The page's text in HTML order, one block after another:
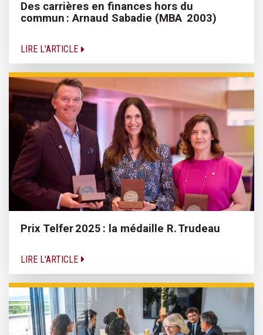
Des carrières en finances hors du
commun : Arnaud Sabadie (MBA 2003)
LIRE L'ARTICLE
Prix Telfer 2025 : la médaille R. Trudeau
LIRE L'ARTICLE